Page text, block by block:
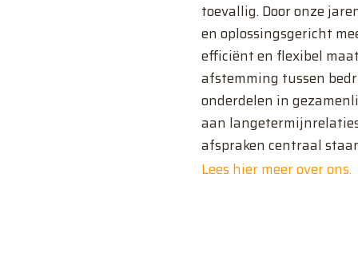
toevallig. Door onze
en oplossingsgericht
efficiënt en flexibel
afstemming tussen
onderdelen in
aan
afspraken centraal
Lees hier meer over ons.